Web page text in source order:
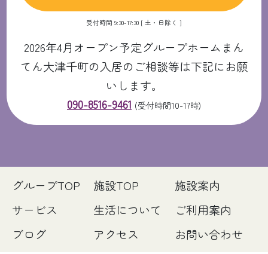
受付時間 9:30-17:30 [ 土・日除く ]
2026年4月オープン予定グループホームまん
てん大津千町の入居のご相談等は下記にお願
いします。
090-8516-9461 (受付時間10-17時)
グループTOP 施設TOP
施設案内
サービス
生活について
ご利用案内
ブログ
アクセス お問い合わせ